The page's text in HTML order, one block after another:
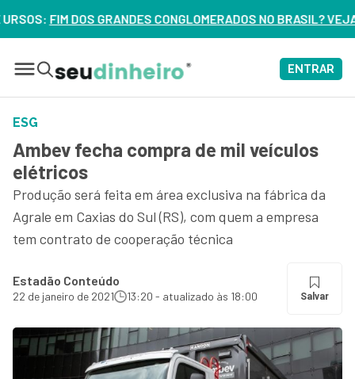
NO BRASIL? VEJA ERROS DE 3 DELES –
ENTRAR
ESG
Ambev fecha compra de mil veículos
elétricos
Produção será feita em área exclusiva na fábrica da
Agrale em Caxias do Sul (RS), com quem a empresa
tem contrato de cooperação técnica
Estadão Conteúdo
22 de janeiro de 2021 13:20 - atualizado às 18:00 Salvar